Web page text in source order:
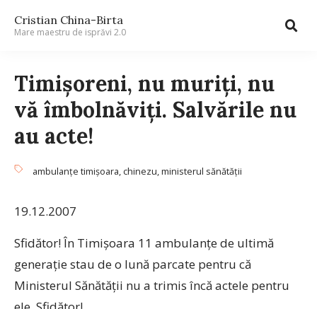
Cristian China-Birta
Mare maestru de isprăvi 2.0
Timişoreni, nu muriţi, nu
vă îmbolnăviţi. Salvările nu
au acte!
ambulanţe timişoara, chinezu,ministerul sănătăţii
19.12.2007
Sfidător! În Timişoara 11 ambulanţe de ultimă
generaţie stau de o lună parcate pentru că
Ministerul Sănătăţii nu a trimis încă actele pentru